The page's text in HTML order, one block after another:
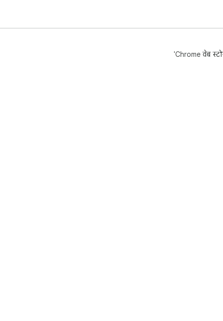
'Chrome वेब